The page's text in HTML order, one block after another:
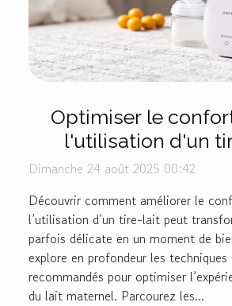
Optimiser le
l'utilisation d'un
techniques et
Dimanche 24 août 2025 00:42
Découvrir comment améliorer le
l’utilisation d’un tire-lait peut
parfois délicate en un moment de
explore en profondeur les
recommandés pour optimiser
du lait maternel. Parcourez les...